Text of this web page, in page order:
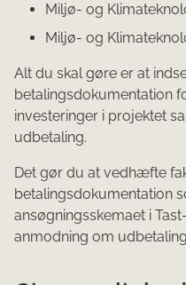
Miljø- og
Miljø- og
Alt du skal gøre er at
betalingsdokumentation
investeringer i projektet
udbetaling.
Det gør du at vedhæfte
betalingsdokumentation
ansøgningsskemaet i
anmodning om